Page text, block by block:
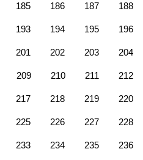
185 186 187 188
193 194 195 196
201 202 203 204
209 210 211 212
217 218 219 220
225 226 227 228
233 234 235 236